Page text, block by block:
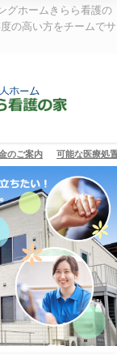
グホームきらら看護の
の高い方をチームでサ
のご案内 可能な医療処